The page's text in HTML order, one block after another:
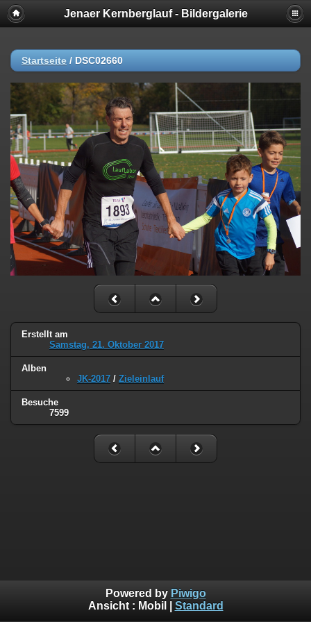
Jenaer Kernberglauf - Bildergalerie
Startseite / DSC02660
Erstellt am
Samstag, 21. Oktober 2017
Alben
JK-2017 / Zieleinlauf
Besuche
7599
Powered by Piwigo
Ansicht : Mobil Standard